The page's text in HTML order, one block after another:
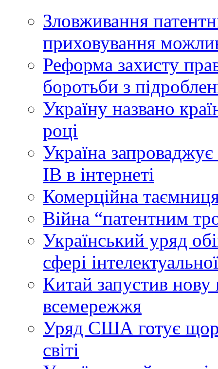
Зловживання
приховування
Реформа захисту
боротьби з
Україну названо
році
Україна
ІВ в інтернеті
Комерційна
Війна “патентним
Український уряд
сфері
Китай запустив
всемережжя
Уряд США готує
світі